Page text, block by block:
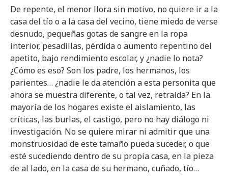
De repente, el menor llora sin motivo, no quiere ir a la
casa del tío o a la casa del vecino, tiene miedo de verse
desnudo, pequeñas gotas de sangre en la ropa
interior, pesadillas, pérdida o aumento repentino del
apetito, bajo rendimiento escolar, y ¿nadie lo nota?
¿Cómo es eso? Son los padre, los hermanos, los
parientes… ¿nadie le da atención a esta personita que
ahora se muestra diferente, o tal vez, retraída? En la
mayoría de los hogares existe el aislamiento, las
críticas, las burlas, el castigo, pero no hay diálogo ni
investigación. No se quiere mirar ni admitir que una
monstruosidad de este tamaño pueda suceder, o que
esté sucediendo dentro de su propia casa, en la pieza
de al lado, en la casa de su hermano, cuñado, tío…